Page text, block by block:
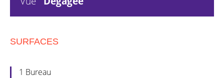
SURFACES
1 Bureau